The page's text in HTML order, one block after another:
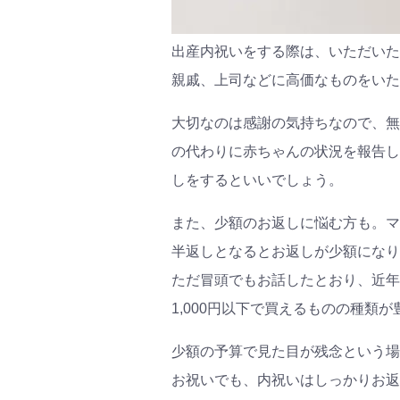
出産内祝いをする際は、いただい
親戚、上司などに高価なものをい
大切なのは感謝の気持ちなので、
の代わりに赤ちゃんの状況を報告
しをするといいでしょう。
また、少額のお返しに悩む方も。
半返しとなるとお返しが少額にな
ただ冒頭でもお話したとおり、近
1,000円以下で買えるものの種類
少額の予算で見た目が残念という
お祝いでも、内祝いはしっかりお